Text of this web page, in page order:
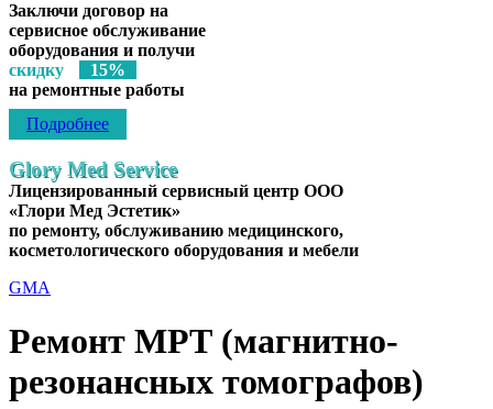
Заключи договор на
сервисное обслуживание
оборудования и получи
скидку
15%
на ремонтные работы
Подробнее
Glory Med Service
Лицензированный сервисный центр ООО
«Глори Мед Эстетик»
по ремонту, обслуживанию медицинского,
косметологического оборудования и мебели
GMA
Ремонт МРТ (магнитно-
резонансных томографов)